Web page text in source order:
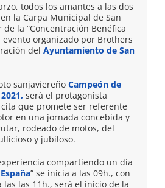
todos los amantes a las dos
la Carpa Municipal de San
la “Concentración Benéfica
evento organizado por Brothers
del Ayuntamiento de San
sanjaviereño Campeón de
será el protagonista
que promete ser referente
en una jornada concebida y
rodeado de motos, del
y jubiloso.
compartiendo un día
” se inicia a las 09h., con
las las 11h., será el inicio de la